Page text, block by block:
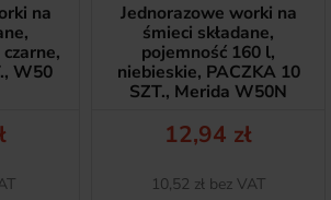
na
W50
Jednorazowe worki na
śmieci składane,
pojemność 160 l,
niebieskie, PACZKA 10
SZT., Merida W50N
Cena
12,94 zł
Netto
10,52 zł bez VAT